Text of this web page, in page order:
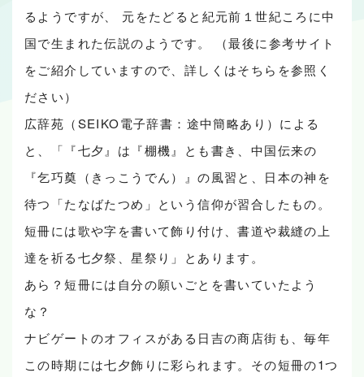
るようですが、 元をたどると紀元前１世紀ころに中
国で生まれた伝説のようです。 （最後に参考サイト
をご紹介していますので、詳しくはそちらを参照く
ださい）
広辞苑（SEIKO電子辞書：途中簡略あり）による
と、「『七夕』は『棚機』とも書き、中国伝来の
『乞巧奠（きっこうでん）』の風習と、日本の神を
待つ「たなばたつめ」という信仰が習合したもの。
短冊には歌や字を書いて飾り付け、書道や裁縫の上
達を祈る七夕祭、星祭り」とあります。
あら？短冊には自分の願いごとを書いていたよう
な？
ナビゲートのオフィスがある日吉の商店街も、毎年
この時期には七夕飾りに彩られます。その短冊の1つ